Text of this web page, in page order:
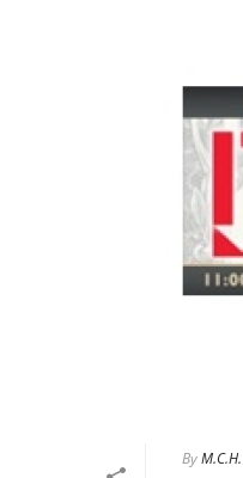
By